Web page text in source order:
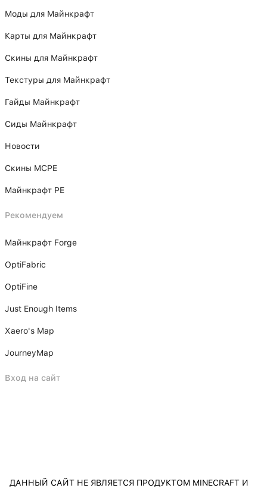
Моды для Майнкрафт
Карты для Майнкрафт
Скины для Майнкрафт
Текстуры для Майнкрафт
Гайды Майнкрафт
Сиды Майнкрафт
Новости
Скины MCPE
Майнкрафт PE
Рекомендуем
Майнкрафт Forge
OptiFabric
OptiFine
Just Enough Items
Xаero's Mаp
JourneyMap
Вход на сайт
ДАННЫЙ САЙТ НЕ ЯВЛЯЕТСЯ ПРОДУКТОМ MINECRAFT И